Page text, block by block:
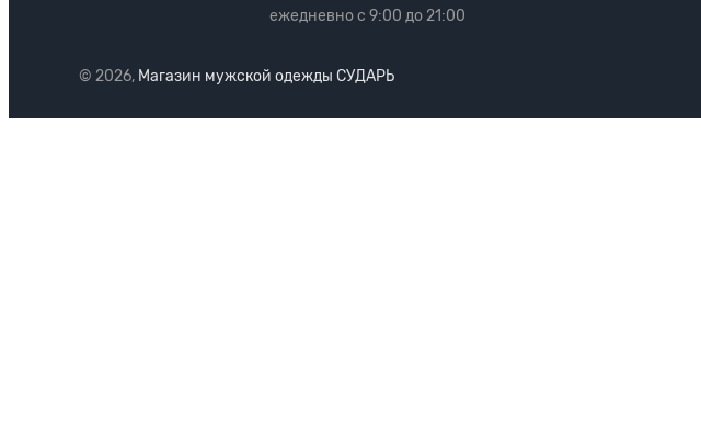
ежедневно с 9:00 до 21:00
© 2026, Магазин мужской одежды СУДАРЬ